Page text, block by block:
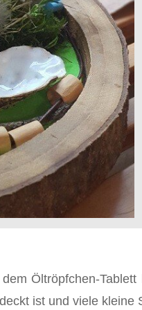
Öltröpfchen-
ist und viele